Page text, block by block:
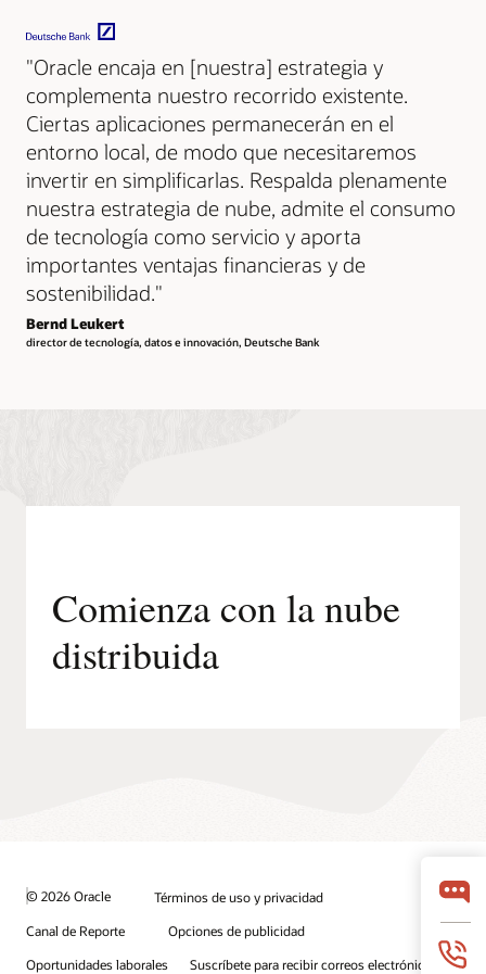
"Oracle encaja en [nuestra] estrategia y
complementa nuestro recorrido existente.
Ciertas aplicaciones permanecerán en el
entorno local, de modo que necesitaremos
invertir en simplificarlas. Respalda plenamente
nuestra estrategia de nube, admite el consumo
de tecnología como servicio y aporta
importantes ventajas financieras y de
sostenibilidad."
Bernd Leukert
director de tecnología, datos e innovación, Deutsche Bank
Comienza con la nube
distribuida
© 2026 Oracle
Términos de uso y privacidad
Canal de Reporte
Opciones de publicidad
Oportunidades laborales
Suscríbete para recibir correos electrónicos